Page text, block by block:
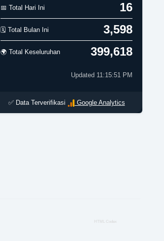
📅 Total Hari Ini 16
🗓️ Total Bulan Ini 3,598
🌍 Total Keseluruhan 399,618
Updated 11:15:51 PM
✅ Data Terverifikasi Google Analytics
HTML Codex